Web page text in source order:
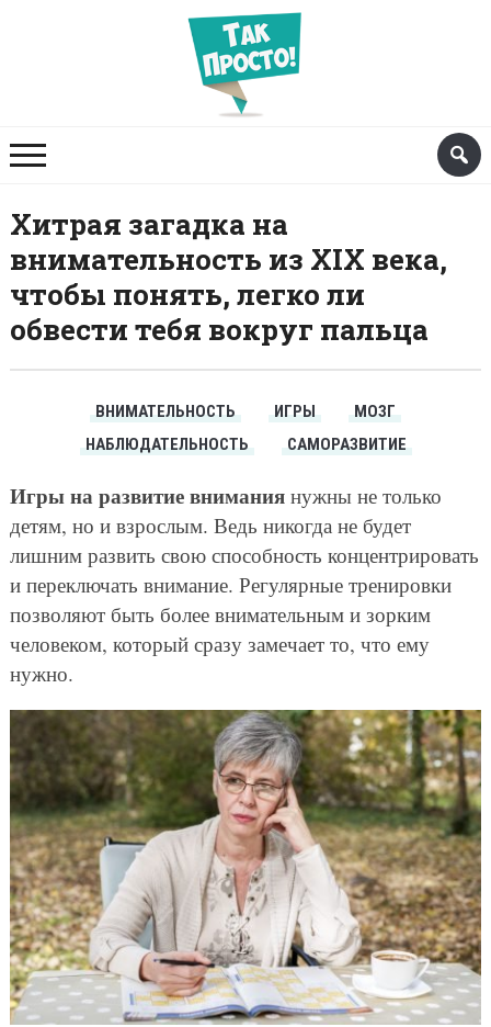
Хитрая загадка на
внимательность из XIX века,
чтобы понять, легко ли
обвести тебя вокруг пальца
ВНИМАТЕЛЬНОСТЬ ИГРЫ
МОЗГ
НАБЛЮДАТЕЛЬНОСТЬ
САМОРАЗВИТИЕ
Игры на развитие вниманиянужны не только
детям, но и взрослым. Ведь никогда не будет
лишним развить свою способность концентрировать
и переключать внимание. Регулярные тренировки
позволяют быть более внимательным и зорким
человеком, который сразу замечает то, что ему
нужно.